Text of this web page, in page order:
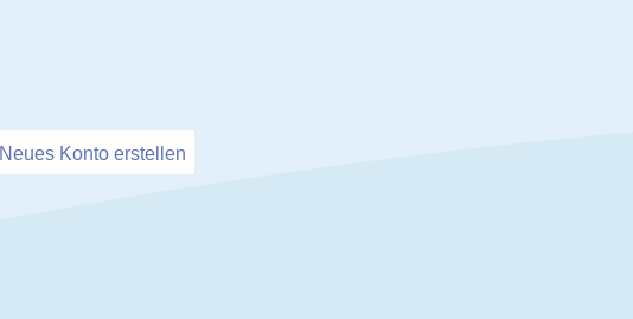
Neues Konto erstellen